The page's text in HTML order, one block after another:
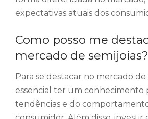
expectativas atuais dos
Como posso me
mercado de semijoias?
Para se destacar no mercado de
essencial ter um conhecimento
tendências e do